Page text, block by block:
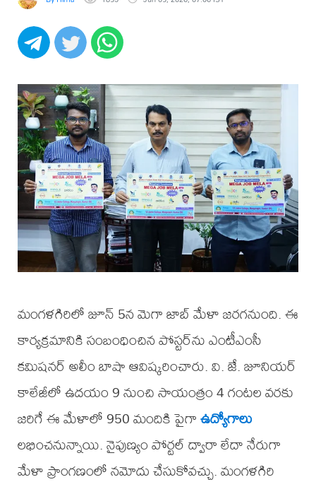
మంగళగిరిలో జూన్ 5న మెగా జాబ్ మేళా జరగనుంది. ఈ
కార్యక్రమానికి సంబంధించిన పోస్టర్‌ను ఎంటీఎంసీ
కమిషనర్ అలీం బాషా ఆవిష్కరించారు. వి. జే. జూనియర్
కాలేజీలో ఉదయం 9 నుంచి సాయంత్రం 4 గంటల వరకు
జరిగే ఈ మేళాలో 950 మందికి పైగాఉద్యోగాలు
లభించనున్నాయి. నైపుణ్యం పోర్టల్ ద్వారా లేదా నేరుగా
మేళా ప్రాంగణంలో నమోదు చేసుకోవచ్చు. మంగళగిరి